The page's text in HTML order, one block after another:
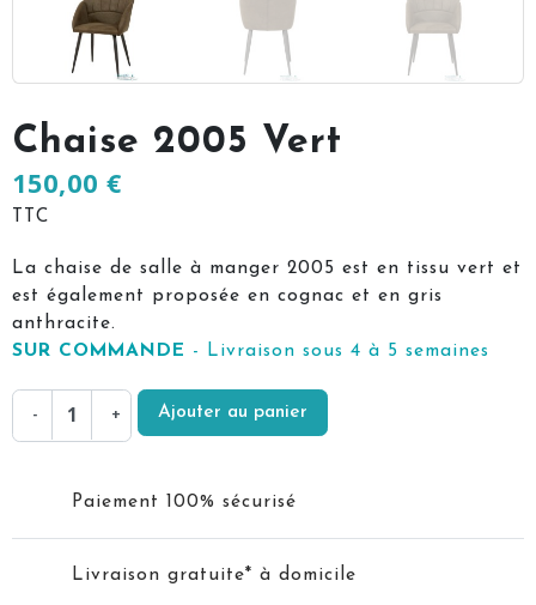
Chaise 2005 Vert
150,00 €
TTC
La chaise de salle à manger 2005 est en tissu vert et
est également proposée en cognac et en gris
anthracite.
SUR COMMANDE - Livraison sous 4 à 5 semaines
- + Ajouter au panier
Paiement 100% sécurisé
Livraison gratuite* à domicile